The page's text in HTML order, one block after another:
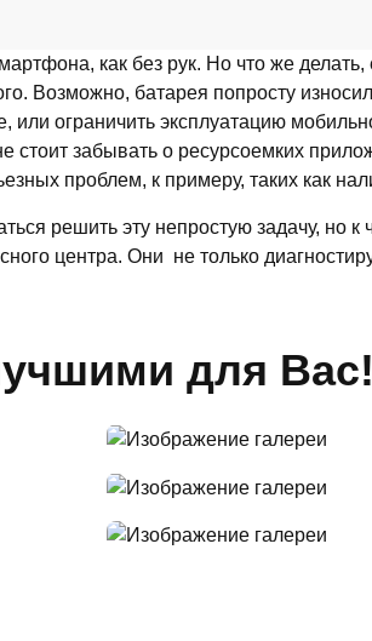
как без рук. Но что же
Возможно, батарея попросту
или ограничить эксплуатацию
стоит забывать о ресурсоемких
проблем, к примеру, таких как
решить эту непростую задачу, но
центра. Они не только
для Вас!